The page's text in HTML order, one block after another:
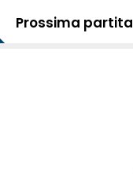
Prossima partita